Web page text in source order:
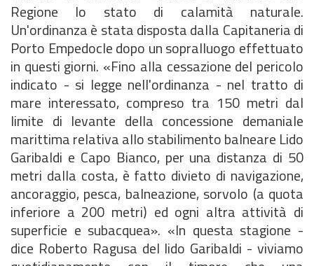
Regione lo stato di calamità naturale.
Un'ordinanza è stata disposta dalla Capitaneria di
Porto Empedocle dopo un sopralluogo effettuato
in questi giorni. «Fino alla cessazione del pericolo
indicato - si legge nell'ordinanza - nel tratto di
mare interessato, compreso tra 150 metri dal
limite di levante della concessione demaniale
marittima relativa allo stabilimento balneare Lido
Garibaldi e Capo Bianco, per una distanza di 50
metri dalla costa, è fatto divieto di navigazione,
ancoraggio, pesca, balneazione, sorvolo (a quota
inferiore a 200 metri) ed ogni altra attività di
superficie e subacquea». «In questa stagione -
dice Roberto Ragusa del lido Garibaldi - viviamo